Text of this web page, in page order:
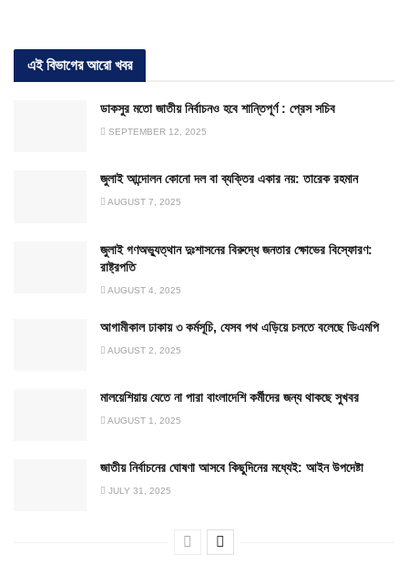
এই বিভাগের আরো খবর
ডাকসুর মতো জাতীয় নির্বাচনও হবে শান্তিপূর্ণ : প্রেস সচিব
SEPTEMBER 12, 2025
জুলাই আন্দোলন কোনো দল বা ব্যক্তির একার নয়: তারেক রহমান
AUGUST 7, 2025
জুলাই গণঅভ্যুত্থান দুঃশাসনের বিরুদ্ধে জনতার ক্ষোভের বিস্ফোরণ:
রাষ্ট্রপতি
AUGUST 4, 2025
আগামীকাল ঢাকায় ৩ কর্মসূচি, যেসব পথ এড়িয়ে চলতে বলেছে ডিএমপি
AUGUST 2, 2025
মালয়েশিয়ায় যেতে না পারা বাংলাদেশি কর্মীদের জন্য থাকছে সুখবর
AUGUST 1, 2025
জাতীয় নির্বাচনের ঘোষণা আসবে কিছুদিনের মধ্যেই: আইন উপদেষ্টা
JULY 31, 2025